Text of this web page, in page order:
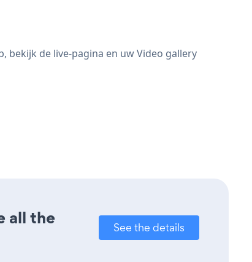
bekijk de live-pagina en uw Video gallery
all the
See the details